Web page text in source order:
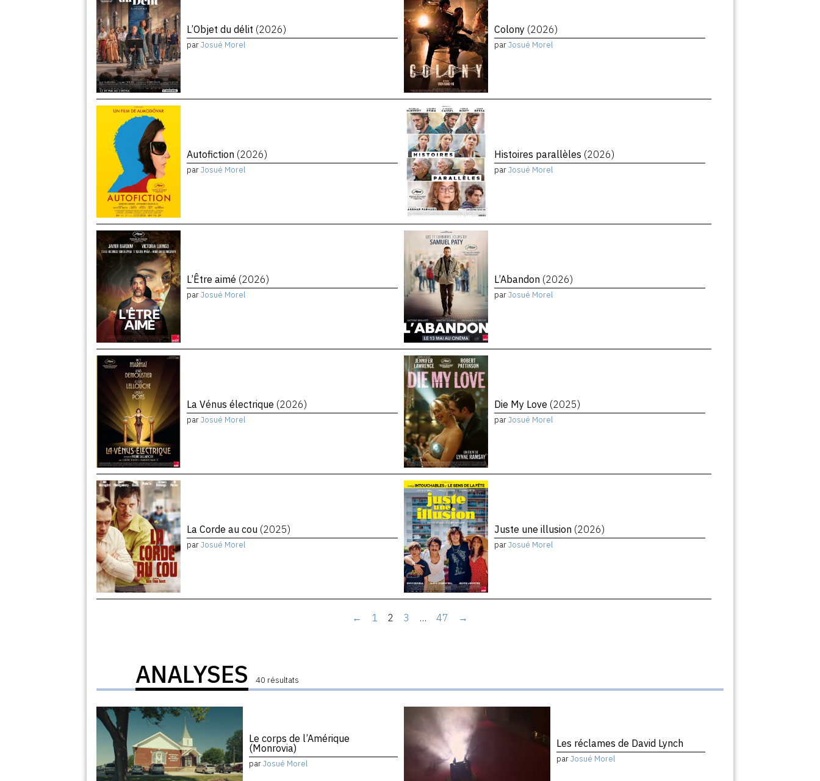
L’Objet du délit (2026)
parJosué Morel
Colony (2026)
parJosué Morel
Autofiction (2026)
parJosué Morel
Histoires parallèles (2026)
parJosué Morel
L’Être aimé (2026)
parJosué Morel
L’Abandon (2026)
parJosué Morel
La Vénus électrique (2026)
parJosué Morel
Die My Love (2025)
parJosué Morel
La Corde au cou (2025)
parJosué Morel
Juste une illusion (2026)
parJosué Morel
← 1 2 3 … 47 →
ANALYSES 40 résultats
Le corps de l’Amérique
(Monrovia)
parJosué Morel
Les réclames de David Lynch
parJosué Morel